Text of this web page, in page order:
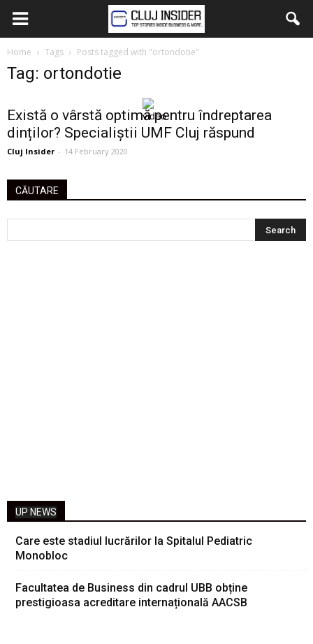
Home Tags Posts tagged with "ortondotie"
Tag: ortondotie
Există o vârstă optimă pentru îndreptarea
dinților? Specialiștii UMF Cluj răspund
Cluj Insider - 14 February 2020
CĂUTARE
UP NEWS
Care este stadiul lucrărilor la Spitalul Pediatric
Monobloc
Facultatea de Business din cadrul UBB obține
prestigioasa acreditare internațională AACSB